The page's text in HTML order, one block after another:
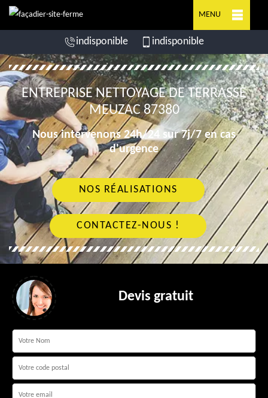
MENU
indisponible indisponible
ENTREPRISE NETTOYAGE DE TERRASSE
MEUZAC 87380
Nous intervenons 24h/24 sur 7j/7 en cas
d'urgence
NOS RÉALISATIONS
CONTACTEZ-NOUS !
Devis gratuit